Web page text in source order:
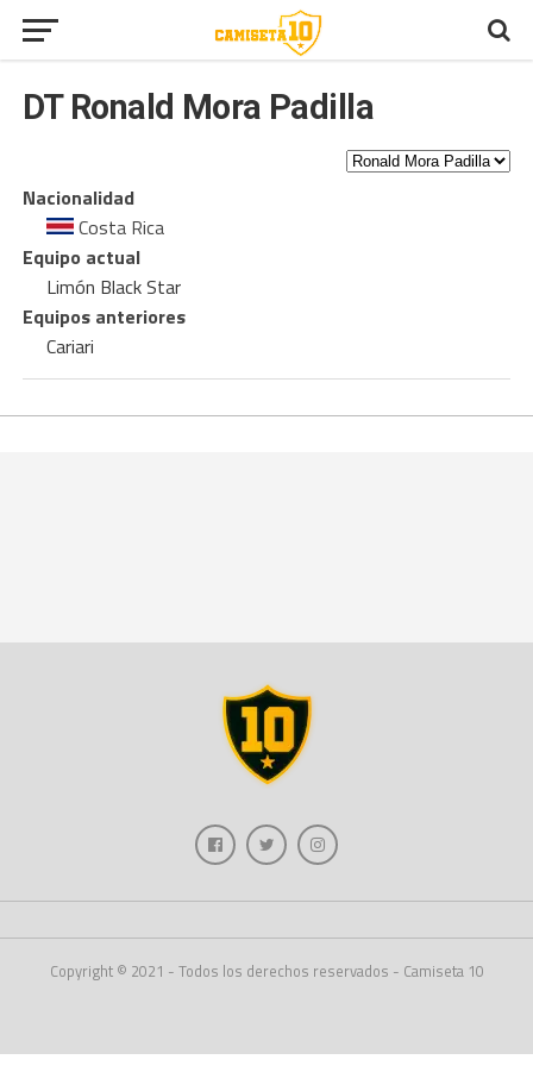
DTRonald Mora Padilla
Nacionalidad
Costa Rica
Equipo actual
Limón Black Star
Equipos anteriores
Cariari
Copyright © 2021 - Todos los derechos reservados - Camiseta 10